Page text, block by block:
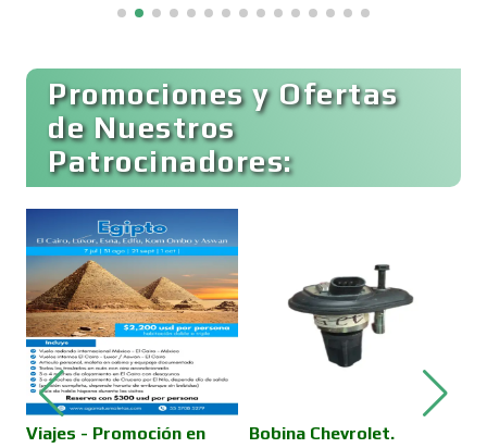
Computadoras
Conferencias Empresariales
Construcciones en General
Contadores
Control de Plagas
Conversiones Automotrices
Promociones y Ofertas
de Nuestros
Patrocinadores:
Viajes - Promoción en
Bobina Chevrolet.